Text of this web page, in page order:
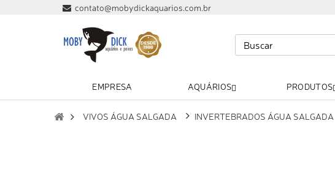
contato@mobydickaquarios.com.br
EMPRESA AQUÁRIOS PRODUTOS
VIVOS ÁGUA SALGADA INVERTEBRADOS ÁGUA SALGADA